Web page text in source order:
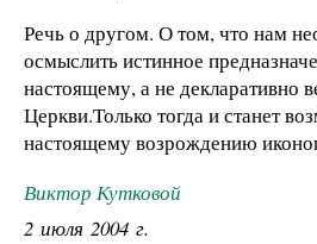
Речь о другом. О том, что нам
осмыслить истинное
настоящему, а не декларативно
Церкви.Только тогда и станет
настоящему возрождению
Виктор Кутковой
2 июля 2004 г.